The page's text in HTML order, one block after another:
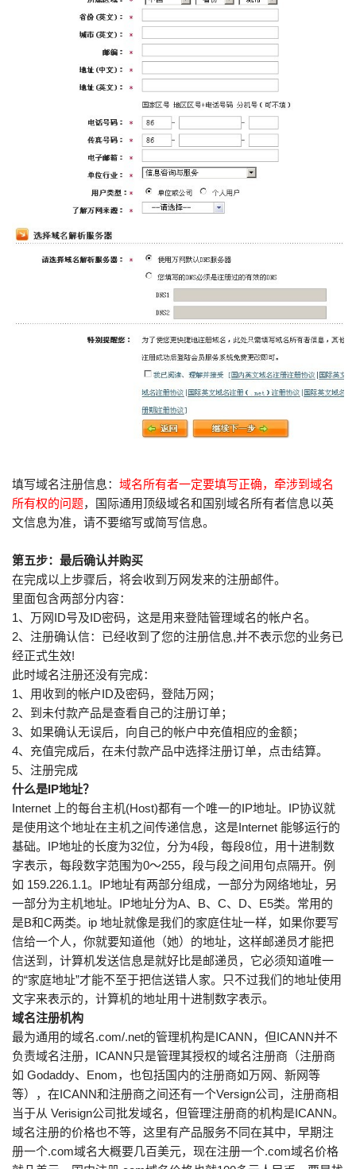
填写域名注册信息： 域名所有者一定要填写正确，牵涉到域名
所有权的问题，国际通用顶级域名和国别域名所有者信息以英
文信息为准，请不要缩写或简写信息。
第五步：最后确认并购买
在完成以上步骤后，将会收到万网发来的注册邮件。
里面包含两部分内容：
1、万网ID号及ID密码，这是用来登陆管理域名的帐户名。
2、注册确认信：已经收到了您的注册信息,并不表示您的业务已
经正式生效!
此时域名注册还没有完成：
1、用收到的帐户ID及密码，登陆万网；
2、到未付款产品是查看自己的注册订单；
3、如果确认无误后，向自己的帐户中充值相应的金额；
4、充值完成后，在未付款产品中选择注册订单，点击结算。
5、注册完成
什么是IP地址？
Internet 上的每台主机(Host)都有一个唯一的IP地址。IP协议就
是使用这个地址在主机之间传递信息，这是Internet 能够运行的
基础。IP地址的长度为32位，分为4段，每段8位，用十进制数
字表示，每段数字范围为0～255，段与段之间用句点隔开。例
如 159.226.1.1。IP地址有两部分组成，一部分为网络地址，另
一部分为主机地址。IP地址分为A、B、C、D、E5类。常用的
是B和C两类。ip 地址就像是我们的家庭住址一样，如果你要写
信给一个人，你就要知道他（她）的地址，这样邮递员才能把
信送到，计算机发送信息是就好比是邮递员，它必须知道唯一
的“家庭地址”才能不至于把信送错人家。只不过我们的地址使用
文字来表示的，计算机的地址用十进制数字表示。
域名注册机构
最为通用的域名.com/.net的管理机构是ICANN，但ICANN并不
负责域名注册，ICANN只是管理其授权的域名注册商（注册商
如 Godaddy、Enom，也包括国内的注册商如万网、新网等
等），在ICANN和注册商之间还有一个Versign公司，注册商相
当于从 Verisign公司批发域名，但管理注册商的机构是ICANN。
域名注册的价格也不等，这里有产品服务不同在其中，早期注
册一个.com域名大概要几百美元，现在注册一个.com域名价格